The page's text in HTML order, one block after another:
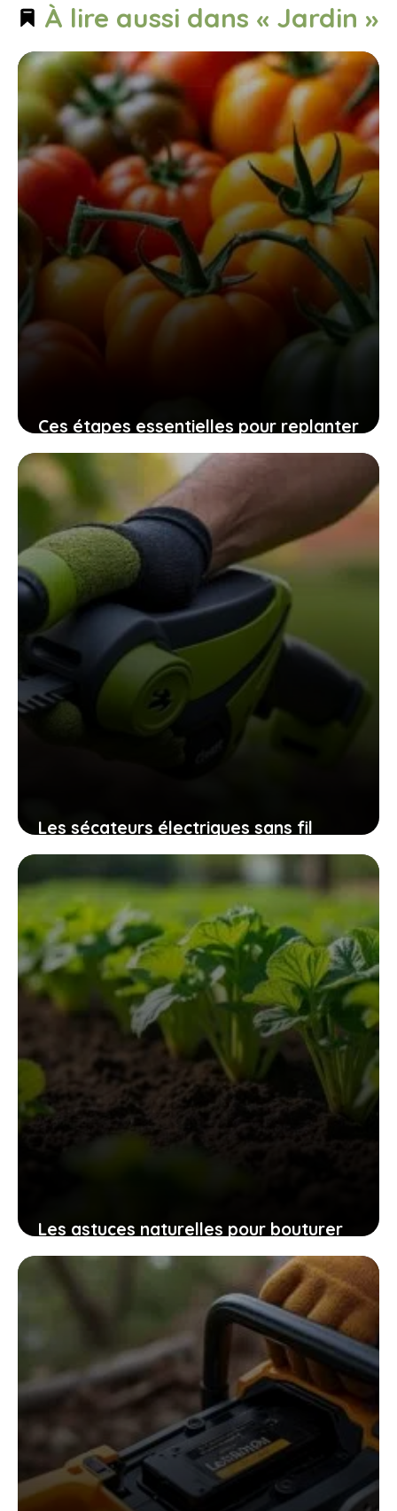
À lire aussi dans « Jardin »
Ces étapes essentielles pour replanter
vos graines de tomates maison
assurent une récolte pleine de saveurs
10 novembre 2025
Les sécateurs électriques sans fil
32mm qui révolutionnent l’entretien
des espaces verts sans fatigue
excessive
9 novembre 2025
Les astuces naturelles pour bouturer
les patates douces et cultiver
facilement chez soi des plants
robustes